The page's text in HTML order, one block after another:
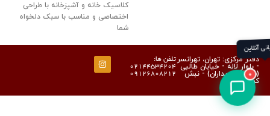
کلاسیک خانه و آشپزخانه با طراحی
اختصاصی و مناسب با سبک دلخواه
شما
دفتر مرکزی: تهران، تهرانسر
- بلوار لاله - خیابان طالبی
(شهرک پاسداران) - نبش
کوچه نسترن
تلفن ها:
02144534204
09126808212
پشتیبانی آنلاین
0